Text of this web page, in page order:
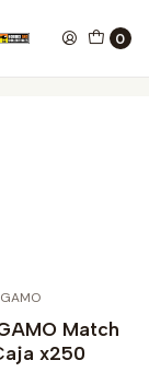
0
GAMO
Match
x250